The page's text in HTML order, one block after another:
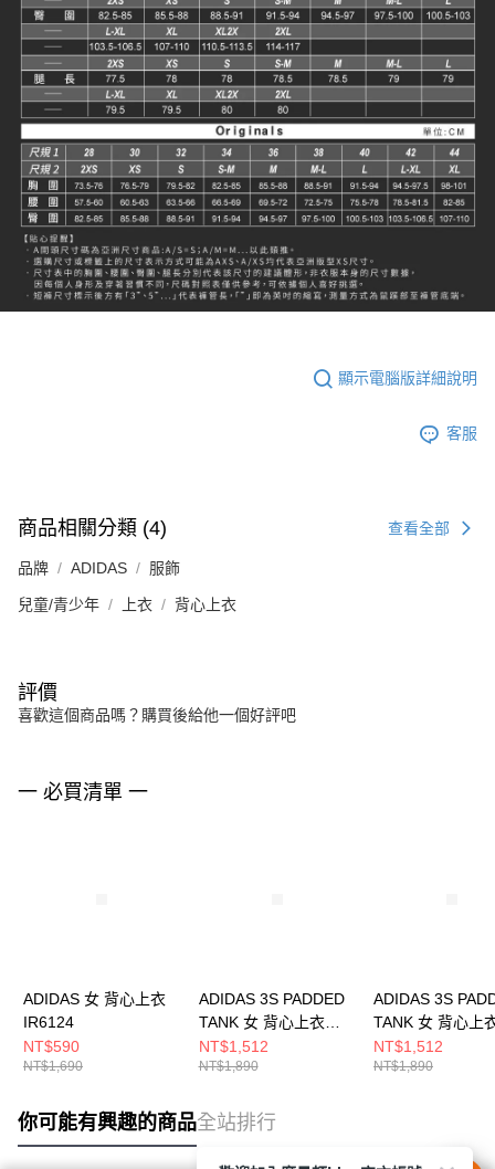
顯示電腦版詳細說明
客服
商品相關分類 (4) 查看全部
品牌 ADIDAS 服飾
兒童/青少年 上衣 背心上衣
評價
喜歡這個商品嗎？購買後給他一個好評吧
一 必買清單 一
ADIDAS 女 背心上衣
IR6124
NT$590
NT$1,690
ADIDAS 3S PADDED
TANK 女 背心上衣
LF4596
NT$1,512
NT$1,890
ADIDAS 3S
TANK 女 背心上
LF4595
NT$1,512
NT$1,890
你可能有興趣的商品全站排行